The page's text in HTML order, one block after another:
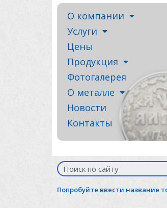
О компании
Услуги
Цены
Продукция
Фотогалерея
О металле
Новости
Контакты
Попробуйте ввести название